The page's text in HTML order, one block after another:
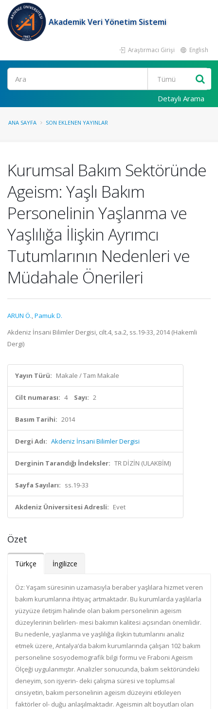
Akademik Veri Yönetim Sistemi
Araştırmacı Girişi English
Ara
Detaylı Arama
ANA SAYFA SON EKLENEN YAYINLAR
Kurumsal Bakım Sektöründe
Ageism: Yaşlı Bakım
Personelinin Yaşlanma ve
Yaşlılığa İlişkin Ayrımcı
Tutumlarının Nedenleri ve
Müdahale Önerileri
ARUN Ö.,Pamuk D.
Akdeniz İnsani Bilimler Dergisi, cilt.4, sa.2, ss.19-33, 2014 (Hakemli
Dergi)
Yayın Türü: Makale / Tam Makale
Cilt numarası: 4 Sayı: 2
Basım Tarihi: 2014
Dergi Adı: Akdeniz İnsani Bilimler Dergisi
Derginin Tarandığı İndeksler: TR DİZİN (ULAKBİM)
Sayfa Sayıları: ss.19-33
Akdeniz Üniversitesi Adresli: Evet
Özet
Türkçe İngilizce
Öz: Yaşam süresinin uzamasıyla beraber yaşlılara hizmet veren
bakım kurumlarına ihtiyaç artmaktadır. Bu kurumlarda yaşlılarla
yüzyüze iletişim halinde olan bakım personelinin ageism
düzeylerinin belirlen- mesi bakımın kalitesi açısından önemlidir.
Bu nedenle, yaşlanma ve yaşlılığa ilişkin tutumlarını analiz
etmek üzere, Antalya’da bakım kurumlarında çalışan 102 bakım
personeline sosyodemografik bilgi formu ve Fraboni Ageism
Ölçeği uygulanmıştır. Analizler sonucunda, bakım sektöründeki
deneyim, son işyerin- deki çalışma süresi ve toplumsal
cinsiyetin, bakım personelinin ageism düzeyini etkileyen
faktörler ol- duğu anlaşılmaktadır. Ageismin alt boyutları olan